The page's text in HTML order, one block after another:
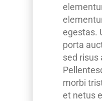
egestas.
porta
sed risus
morbi
et netus